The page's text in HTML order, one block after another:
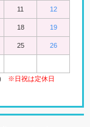
11 12
18 19
25 26
) ※日祝は定休日